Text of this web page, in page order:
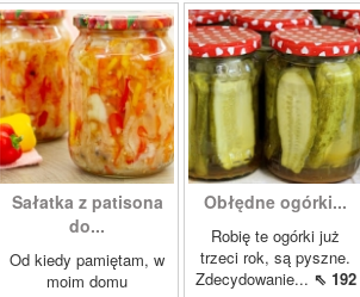
Sałatka z patisona
do...
Od kiedy pamiętam, w
moim domu
Obłędne ogórki...
Robię te ogórki już
trzeci rok, są pyszne.
Zdecydowanie... ⇖ 192